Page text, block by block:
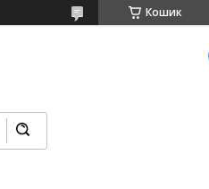
Кошик